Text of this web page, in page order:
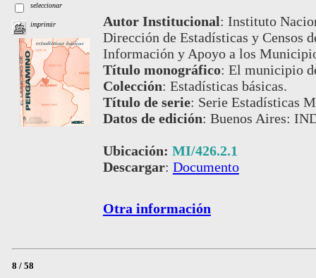
seleccionar
imprimir Autor Institucional: Instituto
Dirección de Estadísticas y Censos
Información y Apoyo a los
Título monográfico: El municipio
Colección: Estadísticas básicas.
Título de serie: Serie Estadísticas
Datos de edición: Buenos Aires:
Ubicación: MI/426.2.1
Descargar: Documento
Otra información
8 / 58